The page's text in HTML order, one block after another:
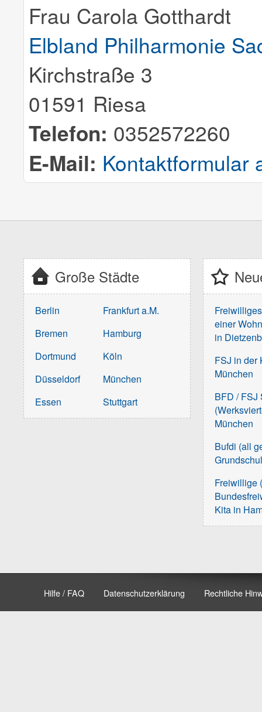
Frau Carola Gotthardt
Elbland Philharmonie
Kirchstraße 3
01591 Riesa
Telefon: 0352572260
E-Mail: Kontaktformular
Große Städte
Berlin
Bremen
Dortmund
Düsseldorf
Essen
Frankfurt a.M.
Hamburg
Köln
München
Stuttgart
einer
in
FSJ in der
München
BFD / FSJ
München
Bufdi (all
Freiwillige
Kita in
Hilfe / FAQ Datenschutzerklärung Rechtliche